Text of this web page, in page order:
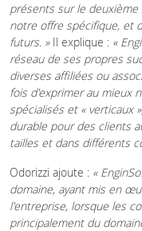
présents sur le
notre offre spécifique, et
futurs. »Il explique : «
réseau de ses propres
diverses affiliées ou
fois d'exprimer au mieux
spécialisés et « verticaux
durable pour des clients
tailles et dans différents
Odorizzi ajoute : «
domaine, ayant mis en
l'entreprise, lorsque les
principalement du